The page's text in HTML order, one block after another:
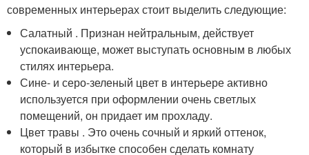
современных интерьерах стоит выделить следующие:
Салатный . Признан нейтральным, действует
успокаивающе, может выступать основным в любых
стилях интерьера.
Сине- и серо-зеленый цвет в интерьере активно
используется при оформлении очень светлых
помещений, он придает им прохладу.
Цвет травы . Это очень сочный и яркий оттенок,
который в избытке способен сделать комнату